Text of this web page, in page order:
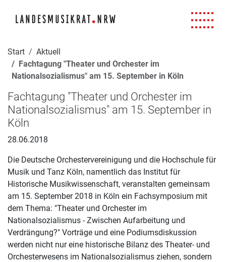
Start
Aktuell
Fachtagung "Theater und Orchester im
Nationalsozialismus" am 15. September in Köln
Fachtagung "Theater und Orchester im
Nationalsozialismus" am 15. September in
Köln
28.06.2018
Die Deutsche Orchestervereinigung und die Hochschule für
Musik und Tanz Köln, namentlich das Institut für
Historische Musikwissenschaft, veranstalten gemeinsam
am 15. September 2018 in Köln ein Fachsymposium mit
dem Thema: "Theater und Orchester im
Nationalsozialismus - Zwischen Aufarbeitung und
Verdrängung?" Vorträge und eine Podiumsdiskussion
werden nicht nur eine historische Bilanz des Theater- und
Orchesterwesens im Nationalsozialismus ziehen, sondern